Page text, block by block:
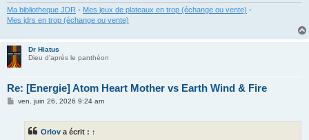
Ma bibliotheque JDR - Mes jeux de plateaux en trop (échange ou vente) -
Mes jdrs en trop (échange ou vente)
Dr Hiatus
Dieu d'après le panthéon
Re: [Energie] Atom Heart Mother vs Earth Wind & Fire
Mven. juin 26, 2026 9:24 am
Orlov a écrit : ↑